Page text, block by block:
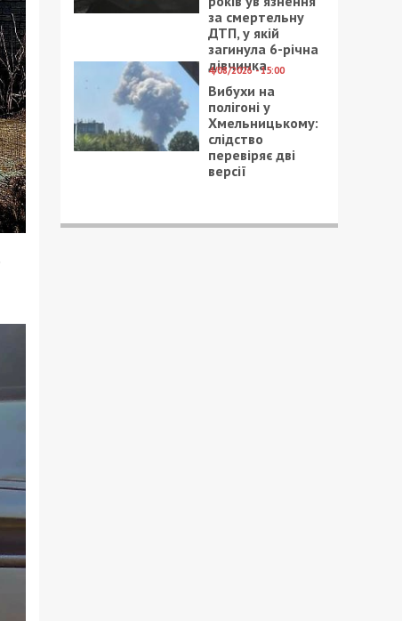
за смертельну
ДТП, у якій
загинула 6-річна
дівчинка
4/08/2026 - 15:00
Вибухи на
полігоні у
Хмельницькому:
слідство
перевіряє дві
версії